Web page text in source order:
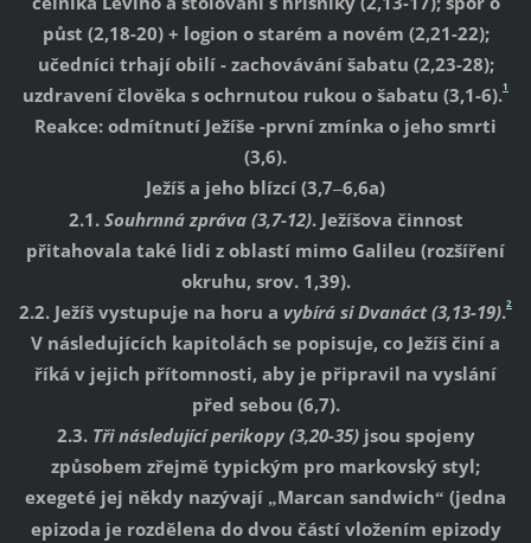
půst (2,18-20) + logion o starém a novém (2,21-22);
učedníci trhají obilí - zachovávání šabatu (2,23-28);
uzdravení člověka s ochrnutou rukou o šabatu (3,1-6).1
Reakce: odmítnutí Ježíše -první zmínka o jeho smrti
(3,6).
Ježíš a jeho blízcí (3,7–6,6a)
2.1. Souhrnná zpráva (3,7-12). Ježíšova činnost
přitahovala také lidi z oblastí mimo Galileu (rozšíření
okruhu, srov. 1,39).
2.2. Ježíš vystupuje na horu a vybírá si Dvanáct (3,13-19).2
V následujících kapitolách se popisuje, co Ježíš činí a
říká v jejich přítomnosti, aby je připravil na vyslání
před sebou (6,7).
2.3. Tři následující perikopy (3,20-35)jsou spojeny
způsobem zřejmě typickým pro markovský styl;
exegeté jej někdy nazývají „Marcan sandwich“ (jedna
epizoda je rozdělena do dvou částí vložením epizody